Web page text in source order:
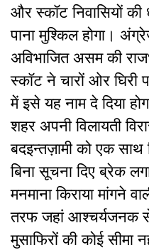
और स्कॉट निवासियों
पाना मुश्किल होगा।
अविभाजित असम की
स्कॉट ने चारों ओर घिरी
में इसे यह नाम दे दिया
शहर अपनी विलायती
बदइन्तज़ामी को एक
बिना सूचना दिए ब्रेक
मनमाना किराया मांगने
तरफ जहां आश्चर्यजनक
मुसाफिरों की कोई सीमा